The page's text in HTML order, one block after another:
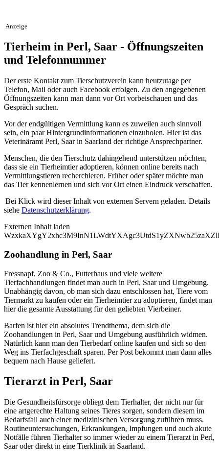
Anzeige
Tierheim in Perl, Saar - Öffnungszeiten
und Telefonnummer
Der erste Kontakt zum Tierschutzverein kann heutzutage per
Telefon, Mail oder auch Facebook erfolgen. Zu den angegebenen
Öffnungszeiten kann man dann vor Ort vorbeischauen und das
Gespräch suchen.
Vor der endgültigen Vermittlung kann es zuweilen auch sinnvoll
sein, ein paar Hintergrundinformationen einzuholen. Hier ist das
Veterinäramt Perl, Saar in Saarland der richtige Ansprechpartner.
Menschen, die den Tierschutz dahingehend unterstützen möchten,
dass sie ein Tierheimtier adoptieren, können online bereits nach
Vermittlungstieren recherchieren. Früher oder später möchte man
das Tier kennenlernen und sich vor Ort einen Eindruck verschaffen.
Bei Klick wird dieser Inhalt von externen Servern geladen. Details
siehe Datenschutzerklärung.
Externen Inhalt laden
Zoohandlung in Perl, Saar
Fressnapf, Zoo & Co., Futterhaus und viele weitere
Tierfachhandlungen findet man auch in Perl, Saar und Umgebung.
Unabhängig davon, ob man sich dazu entschlossen hat, Tiere vom
Tiermarkt zu kaufen oder ein Tierheimtier zu adoptieren, findet man
hier die gesamte Ausstattung für den geliebten Vierbeiner.
Barfen ist hier ein absolutes Trendthema, dem sich die
Zoohandlungen in Perl, Saar und Umgebung ausführlich widmen.
Natürlich kann man den Tierbedarf online kaufen und sich so den
Weg ins Tierfachgeschäft sparen. Per Post bekommt man dann alles
bequem nach Hause geliefert.
Tierarzt in Perl, Saar
Die Gesundheitsfürsorge obliegt dem Tierhalter, der nicht nur für
eine artgerechte Haltung seines Tieres sorgen, sondern diesem im
Bedarfsfall auch einer medizinischen Versorgung zuführen muss.
Routineuntersuchungen, Erkrankungen, Impfungen und auch akute
Notfälle führen Tierhalter so immer wieder zu einem Tierarzt in Perl,
Saar oder direkt in eine Tierklinik in Saarland.